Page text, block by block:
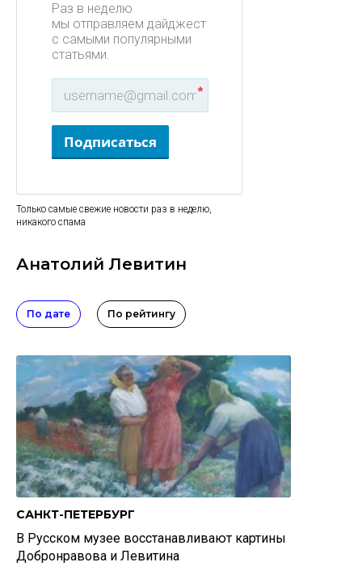
Раз в неделю
мы отправляем дайджест
с самыми популярными
статьями.
*
Подписаться
Только самые свежие новости раз в неделю,
никакого спама
Анатолий Левитин
По дате По рейтингу
САНКТ-ПЕТЕРБУРГ
В Русском музее восстанавливают картины
Добронравова и Левитина